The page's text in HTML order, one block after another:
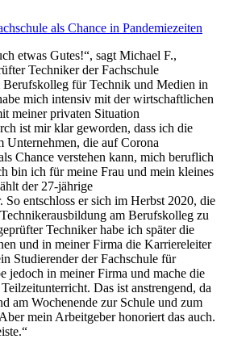
etwas Gutes!“, sagt Michael F.,
Techniker der Fachschule
Berufskolleg für Technik und Medien in
mich intensiv mit der wirtschaftlichen
meiner privaten Situation
ist mir klar geworden, dass ich die
Unternehmen, die auf Corona
Chance verstehen kann, mich beruflich
bin ich für meine Frau und mein kleines
der 27-jährige
entschloss er sich im Herbst 2020, die
am Berufskolleg zu
Techniker habe ich später die
und in meiner Firma die Karriereleiter
Studierender der Fachschule für
jedoch in meiner Firma und mache die
Das ist anstrengend, da
am Wochenende zur Schule und zum
mein Arbeitgeber honoriert das auch.